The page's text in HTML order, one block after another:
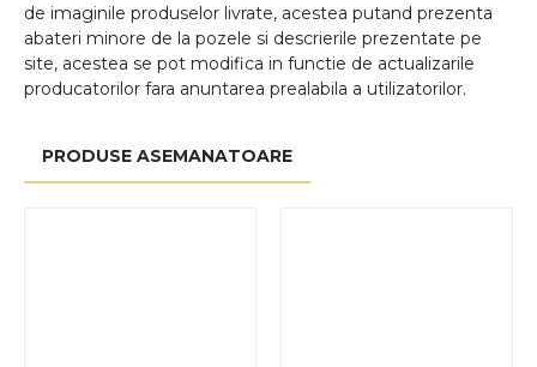
de imaginile produselor livrate, acestea putand prezenta
abateri minore de la pozele si descrierile prezentate pe
site, acestea se pot modifica in functie de actualizarile
producatorilor fara anuntarea prealabila a utilizatorilor.
PRODUSE ASEMANATOARE